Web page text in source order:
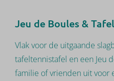
Jeu de Boules &
Vlak voor de uitgaande
tafeltennistafel en een Jeu
familie of vrienden uit voor